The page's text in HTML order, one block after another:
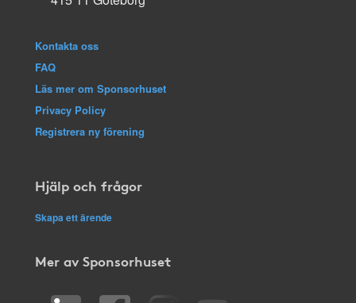
Kontakta oss
FAQ
Läs mer om Sponsorhuset
Privacy Policy
Registrera ny förening
Hjälp och frågor
Skapa ett ärende
Mer av Sponsorhuset